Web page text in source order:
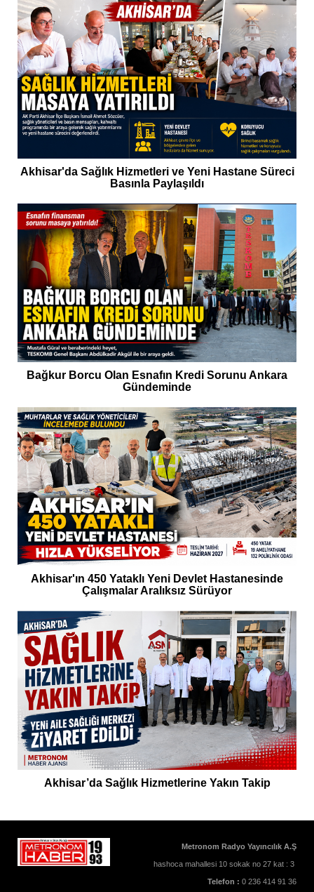
Akhisar'da Sağlık Hizmetleri ve Yeni Hastane Süreci
Basınla Paylaşıldı
Bağkur Borcu Olan Esnafın Kredi Sorunu Ankara
Gündeminde
Akhisar'ın 450 Yataklı Yeni Devlet Hastanesinde
Çalışmalar Aralıksız Sürüyor
Akhisar’da Sağlık Hizmetlerine Yakın Takip
Metronom Radyo Yayıncılık A.Ş
hashoca mahallesi 10 sokak no 27 kat : 3
Telefon : 0 236 414 91 36